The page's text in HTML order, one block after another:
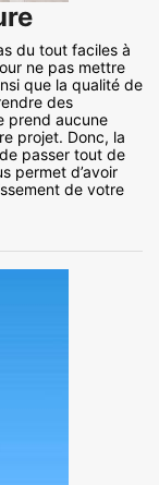
du tout faciles à
ne pas mettre
que la qualité de
des
prend aucune
projet. Donc, la
passer tout de
permet d’avoir
de votre